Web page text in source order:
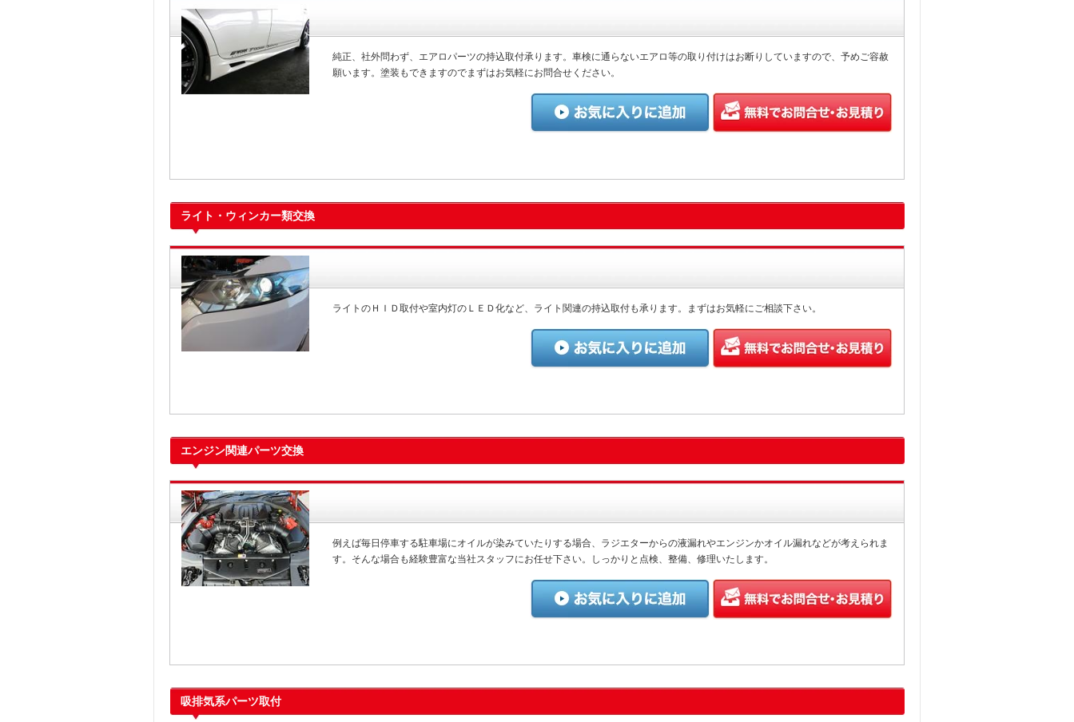
純正、社外問わず、エアロパーツの持込取付承ります。車検に通らないエアロ等の取り付けはお断りしていますので、予めご容赦
願います。塗装もできますのでまずはお気軽にお問合せください。
ライト・ウィンカー類交換
ライトのＨＩＤ取付や室内灯のＬＥＤ化など、ライト関連の持込取付も承ります。まずはお気軽にご相談下さい。
エンジン関連パーツ交換
例えば毎日停車する駐車場にオイルが染みていたりする場合、ラジエターからの液漏れやエンジンかオイル漏れなどが考えられま
す。そんな場合も経験豊富な当社スタッフにお任せ下さい。しっかりと点検、整備、修理いたします。
吸排気系パーツ取付